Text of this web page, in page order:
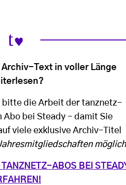
Text in voller Länge
bitte die Arbeit der tanznetz-
Abo bei Steady - damit Sie
viele exklusive Archiv-Titel
ABOS BEI